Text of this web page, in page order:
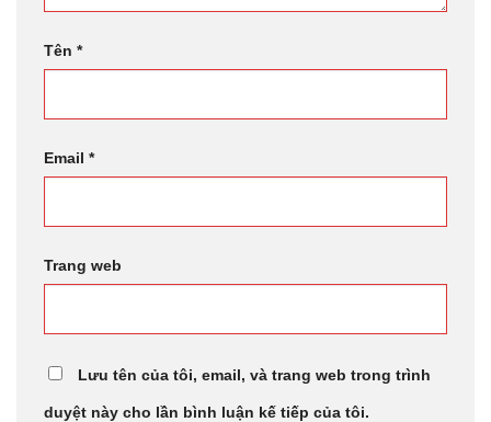
Tên *
Email *
Trang web
Lưu tên của tôi, email, và trang web trong trình
duyệt này cho lần bình luận kế tiếp của tôi.